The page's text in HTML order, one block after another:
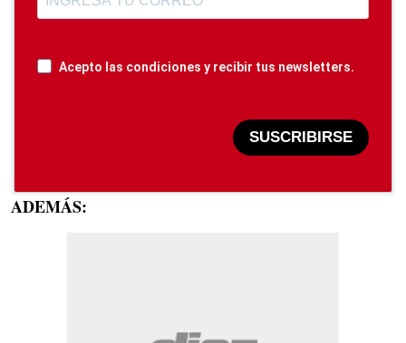
Acepto las condiciones y recibir tus newsletters.
SUSCRIBIRSE
ADEMÁS: